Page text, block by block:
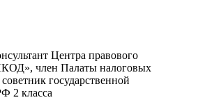
Центра правового
член Палаты налоговых
государственной
2 класса